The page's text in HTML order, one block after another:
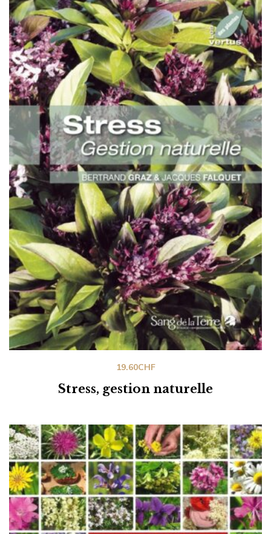
Stress, gestion naturelle
19.60CHF